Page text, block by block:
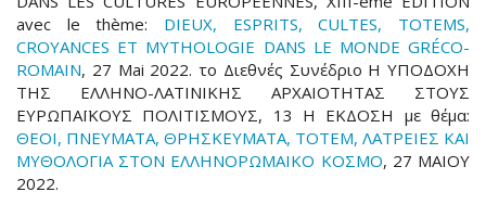
avec le thème: DIEUX, ESPRITS, CULTES, TOTEMS,
CROYANCES ET MYTHOLOGIE DANS LE MONDE GRÉCO-
ROMAIN, 27 Mai 2022. το Διεθνές Συνέδριο Η ΥΠΟΔΟΧΗ
ΤΗΣ ΕΛΛΗΝΟ-ΛΑΤΙΝΙΚΗΣ ΑΡΧΑΙΟΤΗΤΑΣ ΣΤΟΥΣ
ΕΥΡΩΠΑΪΚΟΥΣ ΠΟΛΙΤΙΣΜΟΥΣ, 13 Η ΕΚΔΟΣΗ με θέμα:
ΘΕΟΙ, ΠΝΕΥΜΑΤΑ, ΘΡΗΣΚΕΥΜΑΤΑ, ΤΟΤΕΜ, ΛΑΤΡΕΙΕΣ ΚΑΙ
ΜΥΘΟΛΟΓΙΑ ΣΤΟΝ ΕΛΛΗΝΟΡΩΜΑΙΚΟ ΚΟΣΜΟ, 27 ΜΑΙΟΥ
2022.